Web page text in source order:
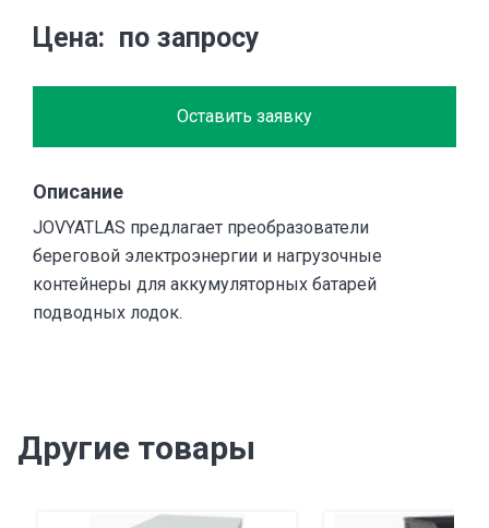
Цена по запросу
Оставить заявку
Описание
JOVYATLAS предлагает преобразователи
береговой электроэнергии и нагрузочные
контейнеры для аккумуляторных батарей
подводных лодок.
Другие товары